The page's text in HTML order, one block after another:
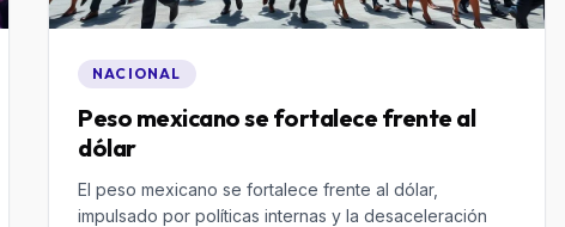
NACIONAL
Peso mexicano se fortalece frente al
dólar
El peso mexicano se fortalece frente al dólar,
impulsado por políticas internas y la desaceleración